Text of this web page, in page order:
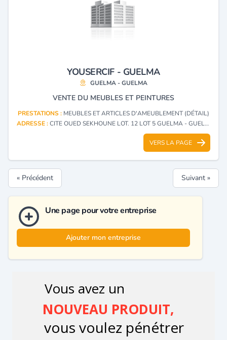
YOUSERCIF - GUELMA
GUELMA - GUELMA
VENTE DU MEUBLES ET PEINTURES
PRESTATIONS : MEUBLES ET ARTICLES D'AMEUBLEMENT (DÉTAIL)
ADRESSE :CITE OUED SEKHOUNE LOT. 12 LOT 5 GUELMA - GUELMA
VERS LA PAGE
« Précédent Suivant »
Une page pour votre entreprise
Ajouter mon entreprise